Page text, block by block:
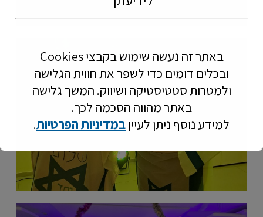
באתר זה נעשה שימוש בקבציCookies
ובכלים דומים כדי לשפר את חווית הגלישה
ולמטרות סטטיסטיקה ושיווק. המשך גלישה
באתר מהווה הסכמה לכך.
למידע נוסף ניתן לעייןבמדיניות הפרטיות.